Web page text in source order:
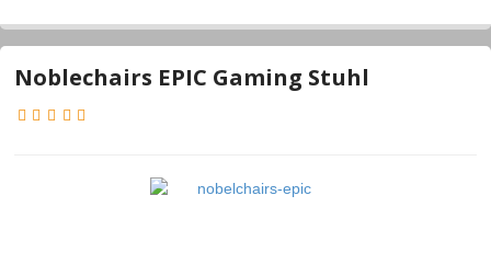
Noblechairs EPIC Gaming Stuhl